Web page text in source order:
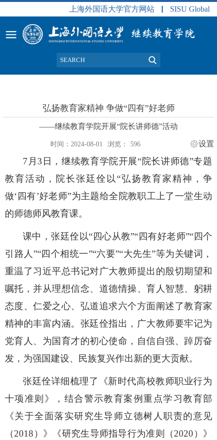
上海外国语大学官方网站 SISU Global
弘扬教育家精神 争做“四有”好老师
——继续教育学院开展“院长讲师德”活动
时间：2024-08-01 浏览： 596 设置
7月3日，继续教育学院开展“院长讲师德”专题
教育活动，院长张廷佺以“弘扬教育家精神，争
做‘四有’好老师”为主题给全院教职工 上了一堂生动
的师德师风教育课。
课中，张廷佺以“四心从教”“四有好老师”“四个
引路人”“四个相统一”“六要”“大先生”等为关键词，
重温了习近平总书记对广大教师提出的殷切期望和
嘱托，并从理想信念、道德情操、育人智慧、躬耕
态度、仁爱之心、弘道追求六个方面阐述了教育家
精神的丰富内涵。张廷佺指出，广大教师要牢记为
党育人、为国育才的初心使命，自信自强、踔厉奋
发，为强国建设、民族复兴作出新的更大贡献。
张廷佺详细梳理了《新时代高校教师职业行为
十项准则》，结合警示教育案例重点学习教育部
《关于全面落实研究生导师立德树人职责的意见
（2018）》《研究生导师指导行为准则（2020）》